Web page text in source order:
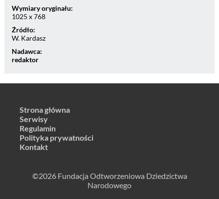
Wymiary oryginału:
1025 x 768
Źródło:
W. Kardasz
Nadawca:
redaktor
Strona główna
Serwisy
Regulamin
Polityka prywatności
Kontakt
©2026 Fundacja Odtworzeniowa Dziedzictwa
Narodowego